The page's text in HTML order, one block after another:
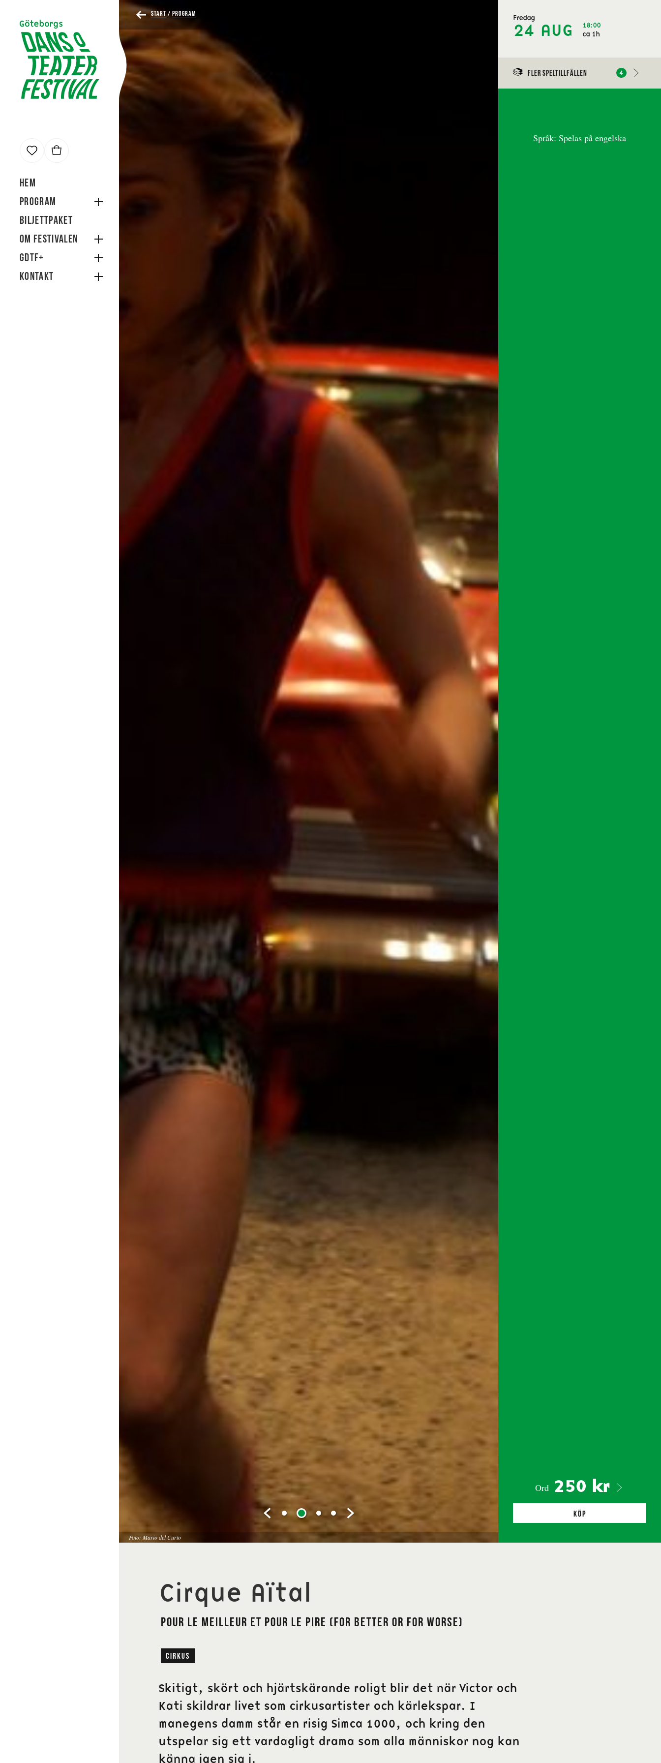
Hem
Program
Biljettpaket
Om festivalen
GDTF+
Kontakt
0 kr
Start/ Program
Foto: Mario del Curto
Fredag
24 AUG
18:00
ca 1h
Fler speltillfällen 4
Språk: Spelas på engelska
Ord 250 kr
Köp
Cirque Aïtal
Pour le meilleur et pour le pire (For Better or for Worse)
cirkus
Skitigt, skört och hjärtskärande roligt blir det när Victor och
Kati skildrar livet som cirkusartister och kärlekspar. I
manegens damm står en risig Simca 1000, och kring den
utspelar sig ett vardagligt drama som alla människor nog kan
känna igen sig i.